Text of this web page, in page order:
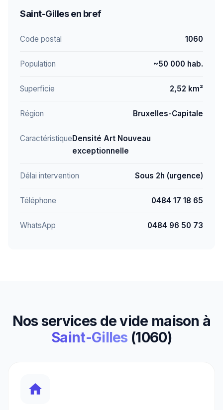
Saint-Gilles en bref
Code postal 1060
Population ~50 000 hab.
Superficie 2,52 km²
Région Bruxelles-Capitale
CaractéristiqueDensité Art Nouveau
exceptionnelle
Délai intervention Sous 2h (urgence)
Téléphone 0484 17 18 65
WhatsApp 0484 96 50 73
Nos services de vide maison à
Saint-Gilles (1060)